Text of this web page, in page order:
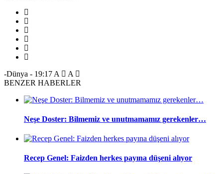
-Dünya - 19:17 A
A
BENZER HABERLER
Neşe Doster: Bilmemiz ve unutmamamız gerekenler…
Recep Genel: Faizden herkes payına düşeni alıyor